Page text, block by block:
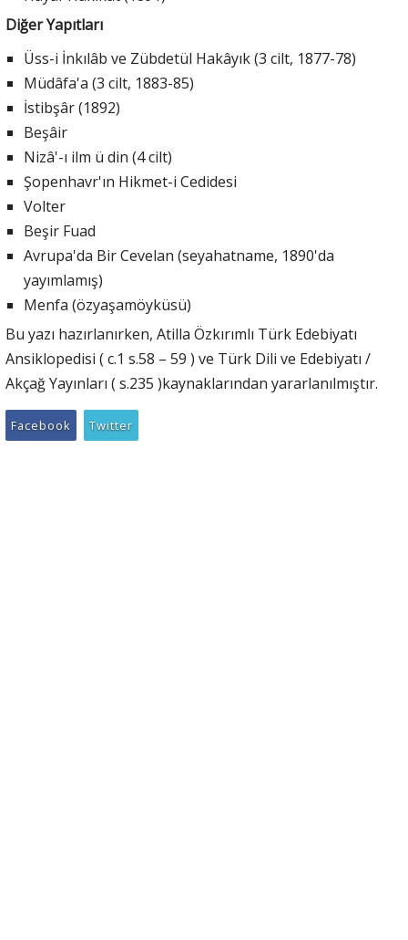
Diğer Yapıtları
Üss-i İnkılâb ve Zübdetül Hakâyık (3 cilt, 1877-78)
Müdâfa'a (3 cilt, 1883-85)
İstibşâr (1892)
Beşâir
Nizâ'-ı ilm ü din (4 cilt)
Şopenhavr'ın Hikmet-i Cedidesi
Volter
Beşir Fuad
Avrupa'da Bir Cevelan (seyahatname, 1890'da
yayımlamış)
Menfa (özyaşamöyküsü)
Bu yazı hazırlanırken, Atilla Özkırımlı Türk Edebiyatı
Ansiklopedisi ( c.1 s.58 – 59 ) ve Türk Dili ve Edebiyatı /
Akçağ Yayınları ( s.235 )kaynaklarından yararlanılmıştır.
Facebook Twitter